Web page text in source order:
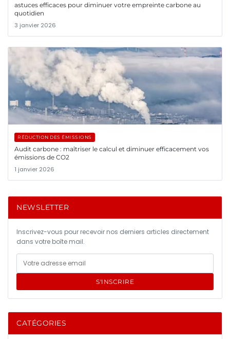
astuces efficaces pour diminuer votre empreinte carbone au
quotidien
3 janvier 2026
RÉDUCTION DES ÉMISSIONS
Audit carbone : maîtriser le calcul et diminuer efficacement vos
émissions de CO2
1 janvier 2026
NEWSLETTER
Inscrivez-vous pour recevoir nos derniers articles directement
dans votre boîte mail.
S'INSCRIRE
CATÉGORIES